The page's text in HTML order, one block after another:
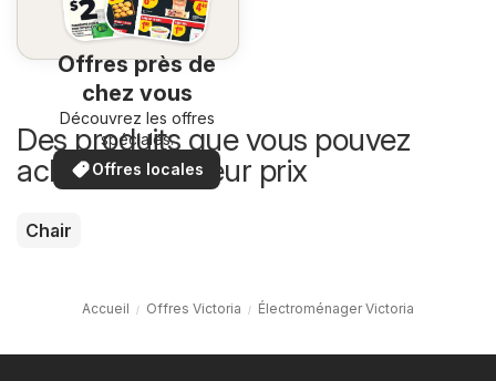
Offres près de
chez vous
Découvrez les offres
spéciales.
Offres locales
Des produits que vous pouvez
acheter à meilleur prix
Chair
Accueil Offres Victoria Électroménager Victoria